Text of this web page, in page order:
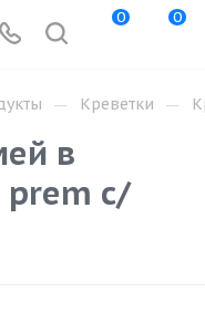
0 0
— Креветки —
в
prem с/